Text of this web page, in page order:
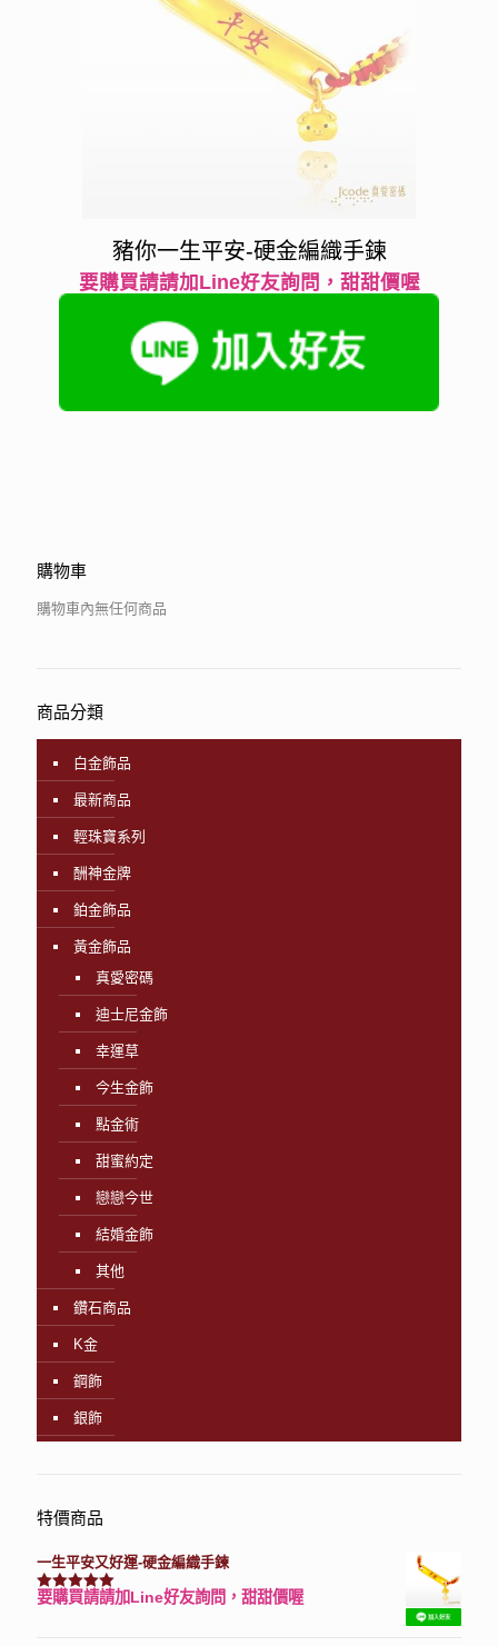
豬你一生平安-硬金編織手鍊
要購買請請加Line好友詢問，甜甜價喔
購物車
購物車內無任何商品
商品分類
白金飾品
最新商品
輕珠寶系列
酬神金牌
鉑金飾品
黃金飾品
真愛密碼
迪士尼金飾
幸運草
今生金飾
點金術
甜蜜約定
戀戀今世
結婚金飾
其他
鑽石商品
K金
鋼飾
銀飾
特價商品
一生平安又好運-硬金編織手鍊
評分7740滿分 5
要購買請請加Line好友詢問，甜甜價喔